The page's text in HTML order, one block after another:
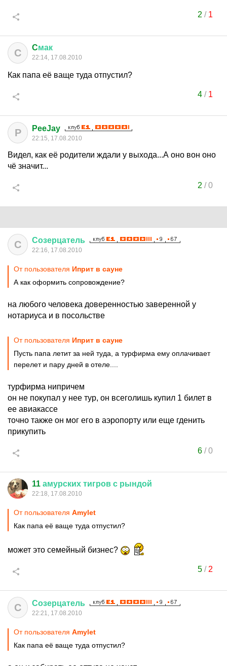
2 / 1
C Cмак
22:14, 17.08.2010
Как папа её ваще туда отпустил?
4/ 1
P PeeJay
22:15, 17.08.2010
Видел, как её родители ждали у выхода...А оно вон оно
чё значит...
2 /0
С Созерцатель
22:16, 17.08.2010
От пользователя Иприт в сауне
А как оформить сопровождение?
на любого человека доверенностью заверенной у
нотариуса и в посольстве
От пользователя Иприт в сауне
Пусть папа летит за ней туда, а турфирма ему оплачивает
перелет и пару дней в отеле....
турфирма нипричем
он не покупал у нее тур, он всеголишь купил 1 билет в
ее авиакассе
точно также он мог его в аэропорту или еще гденить
прикупить
6/0
11 амурских тигров с рындой
22:18, 17.08.2010
От пользователя Amylet
Как папа её ваще туда отпустил?
может это семейный бизнес?
5/ 2
С Созерцатель
22:21, 17.08.2010
От пользователя Amylet
Как папа её ваще туда отпустил?